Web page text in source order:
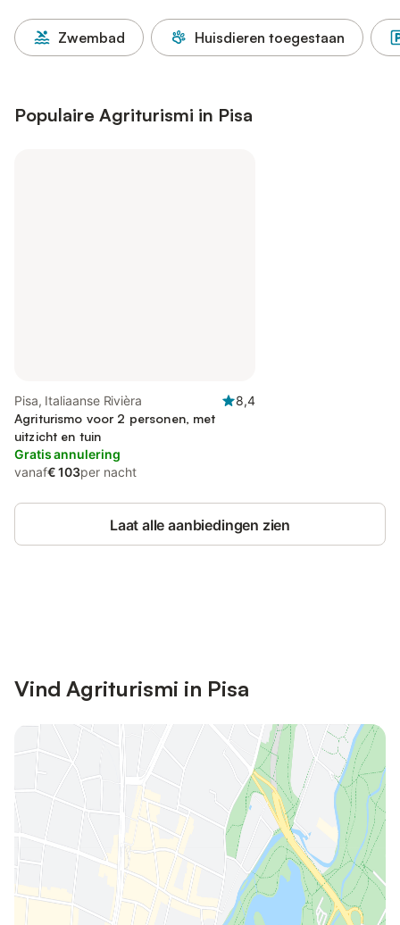
Zwembad Huisdieren toegestaan
Populaire Agriturismi in Pisa
Pisa, Italiaanse Rivièra
8,4
Agriturismo voor 2 personen, met
uitzicht en tuin
Gratis annulering
vanaf€ 103per nacht
Laat alle aanbiedingen zien
Vind Agriturismi in Pisa